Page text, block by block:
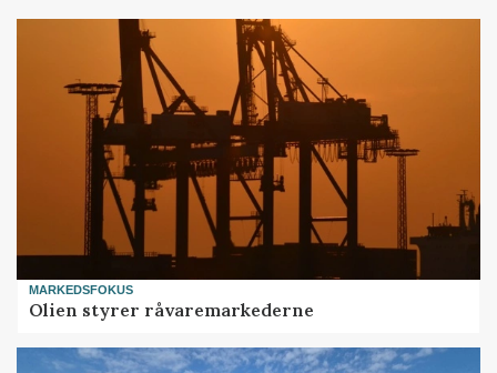
MARKEDSFOKUS
Olien styrer råvaremarkederne